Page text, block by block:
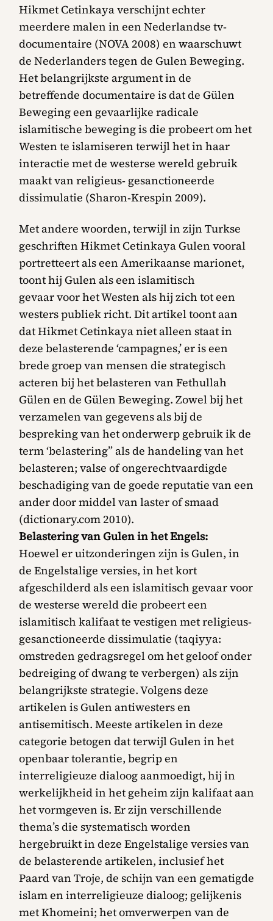
Hikmet Cetinkaya verschijnt echter
meerdere malen in een Nederlandse tv‐
documentaire (NOVA 2008) en waarschuwt
de Nederlanders tegen de Gulen Beweging.
Het belangrijkste argument in de
betreffende documentaire is dat de Gülen
Beweging een gevaarlijke radicale
islamitische beweging is die probeert om het
Westen te islamiseren terwijl het in haar
interactie met de westerse wereld gebruik
maakt van religieus‐ gesanctioneerde
dissimulatie (Sharon‐Krespin 2009).
Met andere woorden, terwijl in zijn Turkse
geschriften Hikmet Cetinkaya Gulen vooral
portretteert als een Amerikaanse marionet,
toont hij Gulen als een islamitisch
gevaar voor het Westen als hij zich tot een
westers publiek richt. Dit artikel toont aan
dat Hikmet Cetinkaya niet alleen staat in
deze belasterende ‘campagnes,’ er is een
brede groep van mensen die strategisch
acteren bij het belasteren van Fethullah
Gülen en de Gülen Beweging. Zowel bij het
verzamelen van gegevens als bij de
bespreking van het onderwerp gebruik ik de
term ‘belastering” als de handeling van het
belasteren; valse of ongerechtvaardigde
beschadiging van de goede reputatie van een
ander door middel van laster of smaad
(dictionary.com 2010).
Belastering van Gulen in het Engels:
Hoewel er uitzonderingen zijn is Gulen, in
de Engelstalige versies, in het kort
afgeschilderd als een islamitisch gevaar voor
de westerse wereld die probeert een
islamitisch kalifaat te vestigen met religieus‐
gesanctioneerde dissimulatie (taqiyya:
omstreden gedragsregel om het geloof onder
bedreiging of dwang te verbergen) als zijn
belangrijkste strategie. Volgens deze
artikelen is Gulen antiwesters en
antisemitisch. Meeste artikelen in deze
categorie betogen dat terwijl Gulen in het
openbaar tolerantie, begrip en
interreligieuze dialoog aanmoedigt, hij in
werkelijkheid in het geheim zijn kalifaat aan
het vormgeven is. Er zijn verschillende
thema’s die systematisch worden
hergebruikt in deze Engelstalige versies van
de belasterende artikelen, inclusief het
Paard van Troje, de schijn van een gematigde
islam en interreligieuze dialoog; gelijkenis
met Khomeini; het omverwerpen van de